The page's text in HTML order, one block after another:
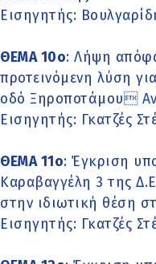
Εισηγητής:
ΘΕΜΑ 10o: Λήψη
προτεινόμενη λύση
οδό Ξηροποτάμου
Εισηγητής: Γκατζές
ΘΕΜΑ 11o: Έγκριση
Καραβαγγέλη 3 της
στην ιδιωτική θέση
Εισηγητής: Γκατζές